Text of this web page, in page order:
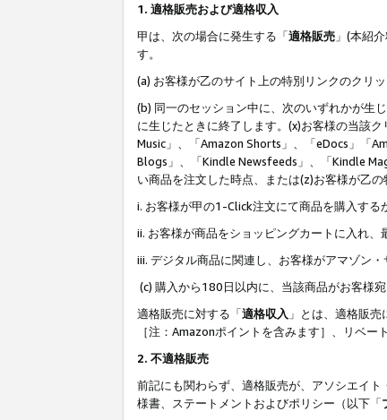
1. 適格販売および適格収入
甲は、次の場合に発生する「適格販売 」(本紹
す。
(a) お客様が乙のサイト上の特別リンクのクリ
(b) 同一のセッション中に、次のいずれかが生
に生じたときに終了します。(x)お客様の当該
Music」、「Amazon Shorts」、「eDocs」「
Blogs」、「Kindle Newsfeeds」、「Kindle
い商品を注文した時点、または(z)お客様が乙
i. お客様が甲の1-Click注文にて商品を購入する
ii. お客様が商品をショッピングカートに入れ
iii. デジタル商品に関連し、お客様がアマゾン
(c) 購入から180日以内に、当該商品がお客様
適格販売に対する「適格収入 」とは、適格販
［注：Amazonポイントを含みます］、リベ
2. 不適格販売
前記にも関わらず、適格販売が、アソシエイ
様書、ステートメントおよびポリシー（以下「